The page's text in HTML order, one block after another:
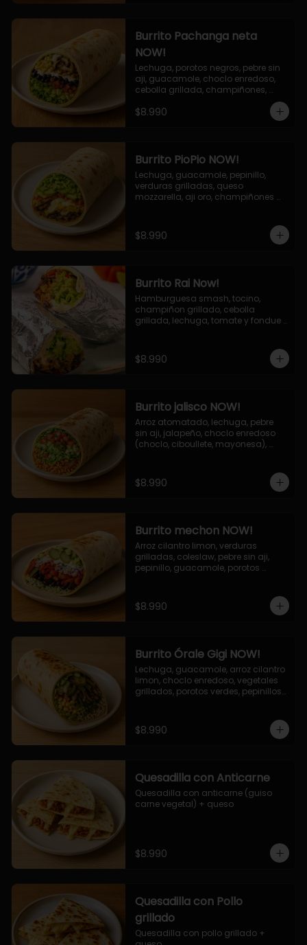
Burrito Pachanga neta
NOW!
Lechuga, porotos negros, pebre sin
aji, guacamole, choclo enredoso,
cebolla grillada, champiñones,
$8.990
Burrito PioPio NOW!
Lechuga, guacamole, pepinillo,
verduras grilladas, queso
mozzarella, aji oro, champiñones
$8.990
Burrito Rai Now!
Hamburguesa smash, tocino,
champiñon grillado, cebolla
grillada, lechuga, tomate y fondue
$8.990
Burrito jalisco NOW!
Arroz atomatado, lechuga, pebre
sin aji, jalapeño, choclo enredoso
(choclo, ciboullete, mayonesa),
$8.990
Burrito mechon NOW!
Arroz cilantro limon, verduras
grilladas, coleslaw, pebre sin aji,
pepinillo, guacamole, porotos
$8.990
Burrito Órale Gigi NOW!
Lechuga, guacamole, arroz cilantro
limon, choclo enredoso, vegetales
grillados, porotos verdes, pepinillos
$8.990
Quesadilla con Anticarne
Quesadilla con anticarne (guiso
carne vegetal) + queso
$8.990
Quesadilla con Pollo
grillado
Quesadilla con pollo grillado +